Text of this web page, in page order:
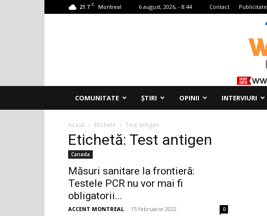
21.7 C Montreal 6 august, 2026, - 8:44 Contact Publicitate
COMUNITATE ȘTIRI OPINII INTERVIURI
Acasă Etichete Test antigen
Etichetă: Test antigen
Canada
Măsuri sanitare la frontieră:
Testele PCR nu vor mai fi
obligatorii...
ACCENT MONTREAL - 15 februarie 2022 0